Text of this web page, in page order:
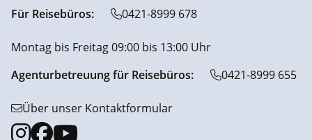
Für Reisebüros:
0421-8999 678
Montag bis Freitag 09:00 bis 13:00 Uhr
Agenturbetreuung für Reisebüros:
0421-8999 655
Über unser Kontaktformular